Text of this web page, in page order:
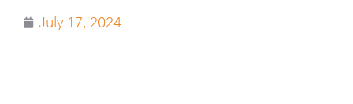
July 17, 2024